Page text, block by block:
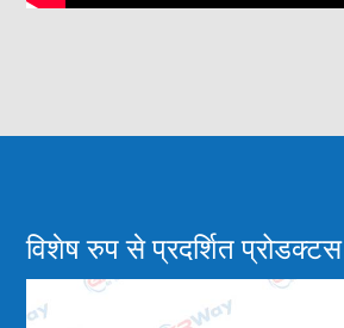
विशेष रुप से प्रदर्शित प्रोडक्टस